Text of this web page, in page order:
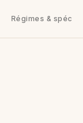
Régimes &